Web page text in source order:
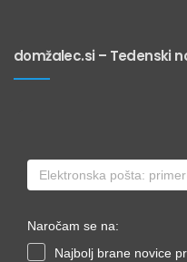
domžalec.si – Tedenski
Naročam se na:
Najbolj brane novice